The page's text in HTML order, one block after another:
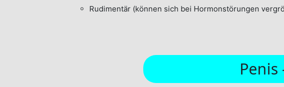
Rudimentär (können sich bei Hormonstörungen